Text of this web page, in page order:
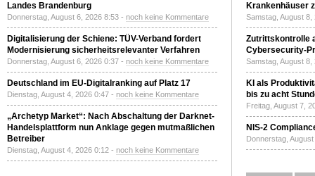
Landes Brandenburg
Donnerstag, August 6, 2026 8:53 - noch keine Kommentare
Digitalisierung der Schiene: TÜV-Verband fordert
Modernisierung sicherheitsrelevanter Verfahren
Donnerstag, August 6, 2026 0:37 - noch keine Kommentare
Deutschland im EU-Digitalranking auf Platz 17
Dienstag, August 4, 2026 0:47 - noch keine Kommentare
„Archetyp Market“: Nach Abschaltung der Darknet-
Handelsplattform nun Anklage gegen mutmaßlichen
Betreiber
Dienstag, August 4, 2026 0:12 - noch keine Kommentare
Krankenhäuser
Samstag, August
Zutrittskontrolle
Cybersecurity-
Samstag, August
KI als
bis zu acht
Freitag, August 7,
NIS-2
Donnerstag,